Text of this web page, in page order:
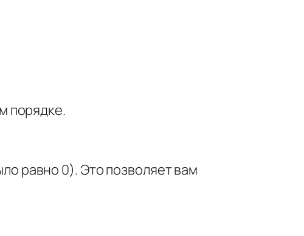
порядке.
равно 0). Это позволяет вам